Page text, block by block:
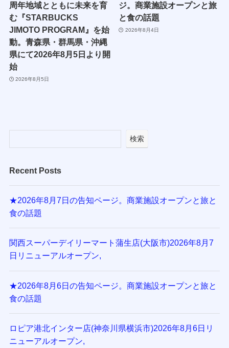
周年地域とともに未来を育
む『STARBUCKS
JIMOTO PROGRAM』を始
動。青森県・群馬県・沖縄
県にて2026年8月5日より開
始
2026年8月5日
ジ。商業施設オープンと旅
と食の話題
2026年8月4日
検索
Recent Posts
★2026年8月7日の告知ページ。商業施設オープンと旅と
食の話題
関西スーパーデイリーマート蒲生店(大阪市)2026年8月7
日リニューアルオープン,
★2026年8月6日の告知ページ。商業施設オープンと旅と
食の話題
ロピア港北インター店(神奈川県横浜市)2026年8月6日リ
ニューアルオープン,